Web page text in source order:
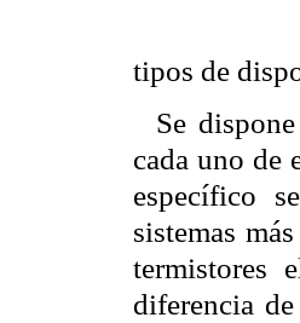
tipos de
Se
cada uno de
específico
sistemas
termistores
diferencia